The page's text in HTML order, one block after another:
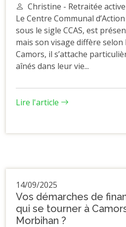
Christine - Retraitée active
Le Centre Communal
sous le sigle CCAS, est
mais son visage diffère selon
Camors, il s’attache
aînés dans leur vie...
Lire l'article
14/09/2025
Vos démarches de
qui se tourner à
Morbihan ?